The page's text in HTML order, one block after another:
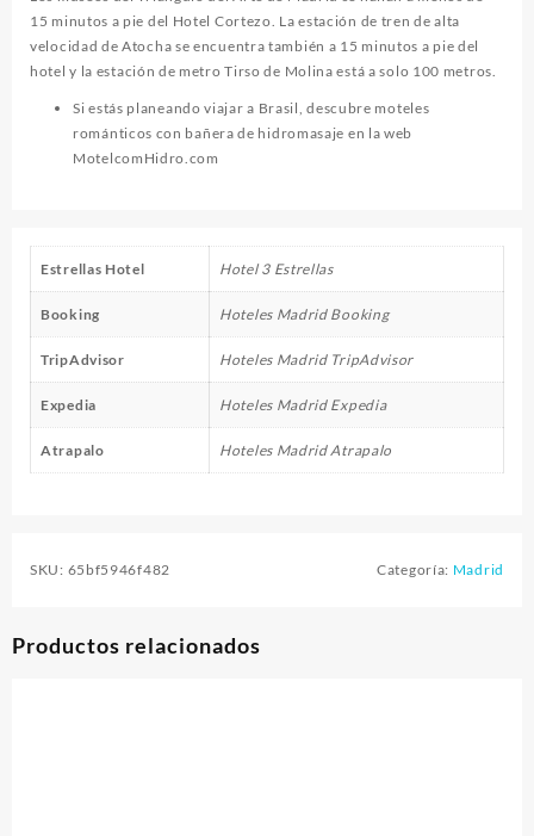
15 minutos a pie del Hotel Cortezo. La estación de tren de alta
velocidad de Atocha se encuentra también a 15 minutos a pie del
hotel y la estación de metro Tirso de Molina está a solo 100 metros.
Si estás planeando viajar a Brasil, descubre moteles
románticos con bañera de hidromasaje en la web
MotelcomHidro.com
Estrellas Hotel Hotel 3 Estrellas
Booking Hoteles Madrid Booking
TripAdvisor Hoteles Madrid TripAdvisor
Expedia Hoteles Madrid Expedia
Atrapalo Hoteles Madrid Atrapalo
SKU: 65bf5946f482 Categoría: Madrid
Productos relacionados